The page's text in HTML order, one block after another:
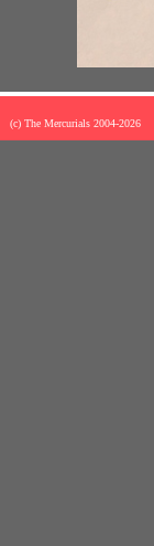
(c) The Mercurials 2004-2026